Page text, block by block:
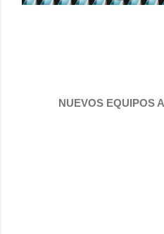
NUEVOS EQUIPOS